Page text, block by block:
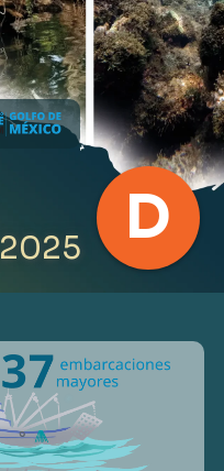
D
2025